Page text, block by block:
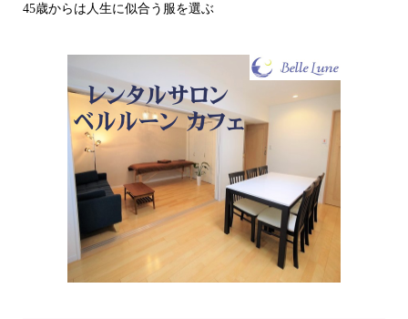
その立場で信頼される見た目にするには？〜予告編〜